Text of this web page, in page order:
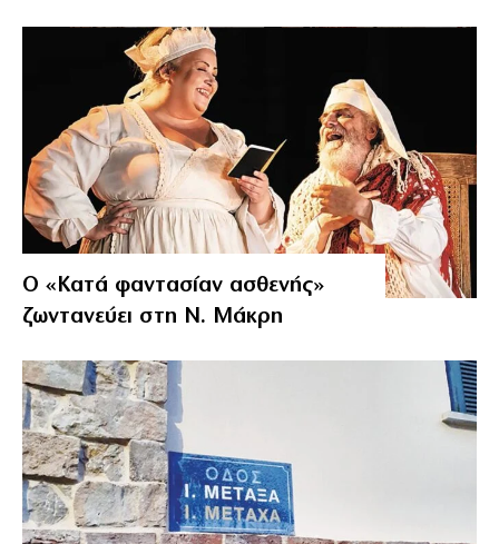
Ο «Κατά φαντασίαν ασθενής»
ζωντανεύει στη Ν. Μάκρη